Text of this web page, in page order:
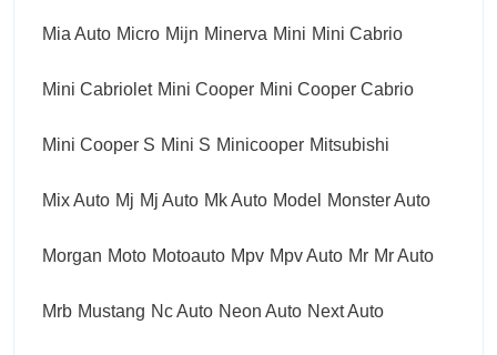
Mia Auto Micro Mijn Minerva Mini Mini Cabrio
Mini Cabriolet Mini Cooper Mini Cooper Cabrio
Mini Cooper S Mini S Minicooper Mitsubishi
Mix Auto Mj Mj Auto Mk Auto Model Monster Auto
Morgan Moto Motoauto Mpv Mpv Auto Mr Mr Auto
Mrb Mustang Nc Auto Neon Auto Next Auto